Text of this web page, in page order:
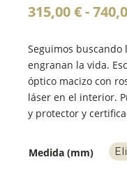
315,00€-
Seguimos
engranan la vida.
óptico macizo con
láser en el interior.
y protector y
Medida (mm)